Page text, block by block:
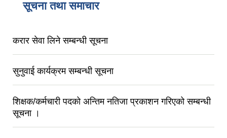
सूचना तथा समाचार
करार सेवा लिने सम्बन्धी सूचना
सुनुवाई कार्यक्रम सम्बन्धी सूचना
शिक्षक/कर्मचारी पदको अन्तिम नतिजा प्रकाशन गरिएको सम्बन्धी
सूचना ।